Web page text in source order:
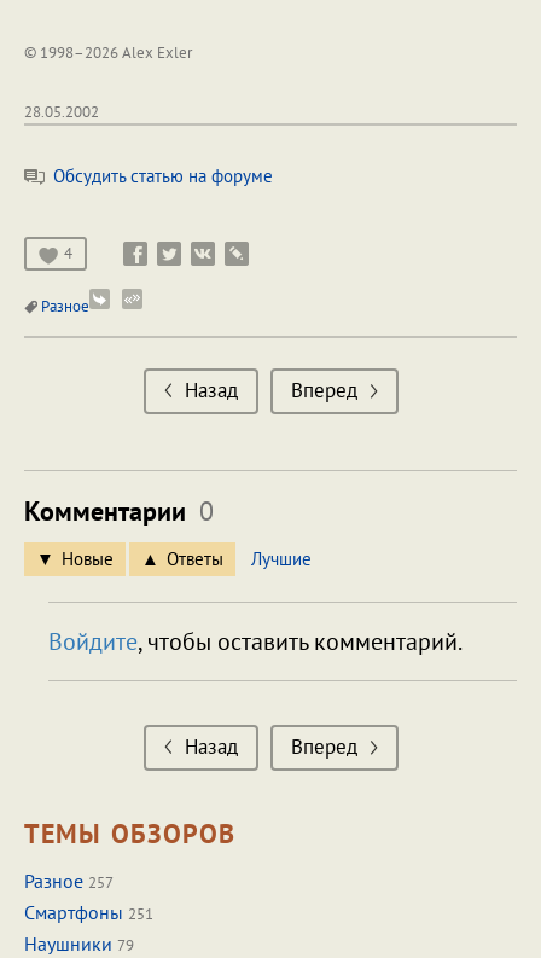
© 1998–2026 Alex Exler
28.05.2002
Обсудить статью на форуме
4
Разное
Назад Вперед
Комментарии 0
Новые Ответы Лучшие
Войдите, чтобы оставить комментарий.
Назад Вперед
ТЕМЫ ОБЗОРОВ
Разное 257
Смартфоны 251
Наушники 79